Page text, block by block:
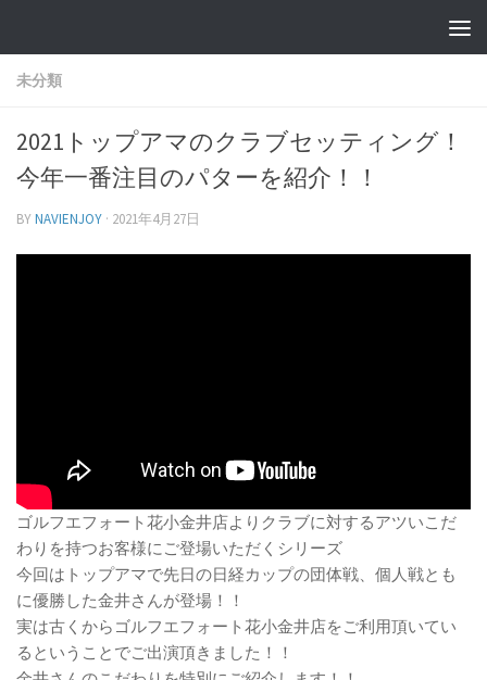
未分類
2021トップアマのクラブセッティング！
今年一番注目のパターを紹介！！
BYNAVIENJOY · 2021年4月27日
ゴルフエフォート花小金井店よりクラブに対するアツいこだ
わりを持つお客様にご登場いただくシリーズ
今回はトップアマで先日の日経カップの団体戦、個人戦とも
に優勝した金井さんが登場！！
実は古くからゴルフエフォート花小金井店をご利用頂いてい
るということでご出演頂きました！！